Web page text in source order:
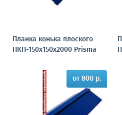
Планка конька плоского
ПКП-150х150х2000 Prisma
от 800 р.